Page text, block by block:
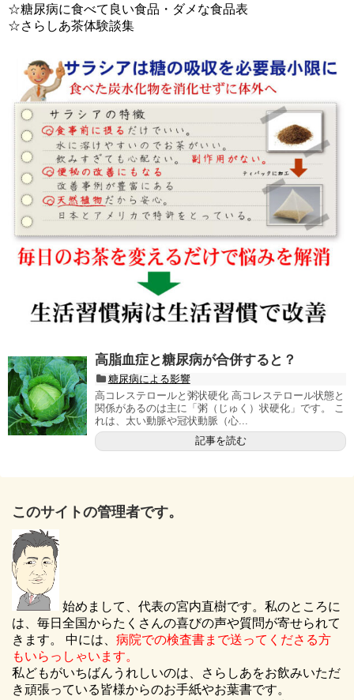
☆糖尿病に食べて良い食品・ダメな食品表
☆さらしあ茶体験談集
高脂血症と糖尿病が合併すると？
糖尿病による影響
高コレステロールと粥状硬化 高コレステロール状態と
関係があるのは主に「粥（じゅく）状硬化」です。 こ
れは、太い動脈や冠状動脈（心...
記事を読む
このサイトの管理者です。
始めまして、代表の宮内直樹です。私のところに
は、毎日全国からたくさんの喜びの声や質問が寄せられて
きます。 中には、 病院での検査書まで送ってくださる方
もいらっしゃいます。
私どもがいちばんうれしいのは、さらしあをお飲みいただ
き頑張っている皆様からのお手紙やお葉書です。